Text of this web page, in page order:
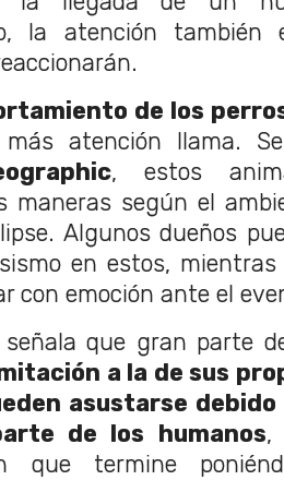
la atención también
de los
atención llama.
, estos
maneras según el
Algunos dueños
en estos, mientras
con emoción ante el
señala que gran parte
a la de sus
asustarse debido
de los humanos,
que termine